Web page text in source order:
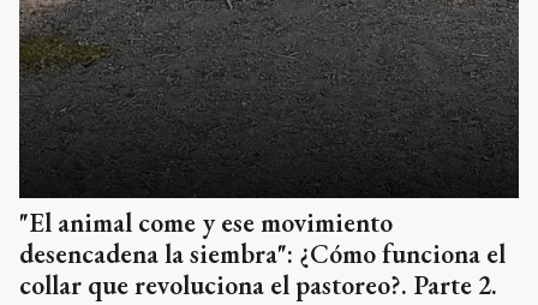
"El animal come y ese movimiento
desencadena la siembra": ¿Cómo funciona el
collar que revoluciona el pastoreo?. Parte 2.